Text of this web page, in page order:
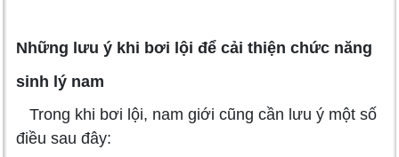
Những lưu ý khi bơi lội để cải thiện chức năng
sinh lý nam
Trong khi bơi lội, nam giới cũng cần lưu ý một số
điều sau đây: